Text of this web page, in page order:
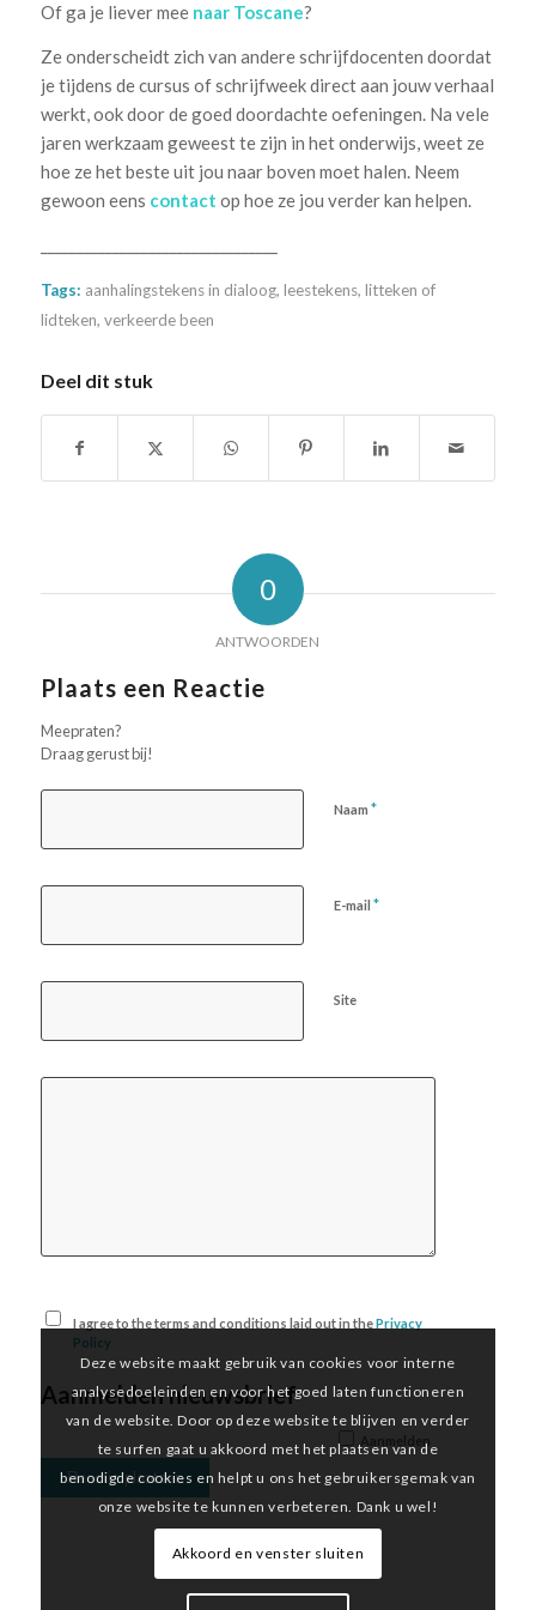
Of ga je liever mee naar Toscane?
Ze onderscheidt zich van andere schrijfdocenten doordat
je tijdens de cursus of schrijfweek direct aan jouw verhaal
werkt, ook door de goed doordachte oefeningen. Na vele
jaren werkzaam geweest te zijn in het onderwijs, weet ze
hoe ze het beste uit jou naar boven moet halen. Neem
gewoon eens contact op hoe ze jou verder kan helpen.
Tags: aanhalingstekens in dialoog, leestekens, litteken of
lidteken, verkeerde been
Deel dit stuk
0
ANTWOORDEN
Plaats een Reactie
Meepraten?
Draag gerust bij!
Naam *
E-mail *
Site
I agree to the terms and conditions laid out in thePrivacy
Policy
Aanmelden nieuwsbrief
Deze website maakt gebruik van cookies voor interne
analysedoeleinden en voor het goed laten functioneren
van de website. Door op deze website te blijven en verder
te surfen gaat u akkoord met het plaatsen van de
benodigde cookies en helpt u ons het gebruikersgemak van
onze website te kunnen verbeteren. Dank u wel!
Akkoord en venster sluiten